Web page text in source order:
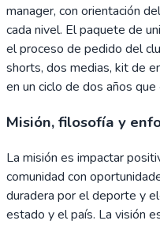
manager, con orientación
cada nivel. El paquete de
el proceso de pedido del
shorts, dos medias, kit de
en un ciclo de dos años
Misión, filosofía y
La misión es impactar
comunidad con
duradera por el deporte y
estado y el país. La visión